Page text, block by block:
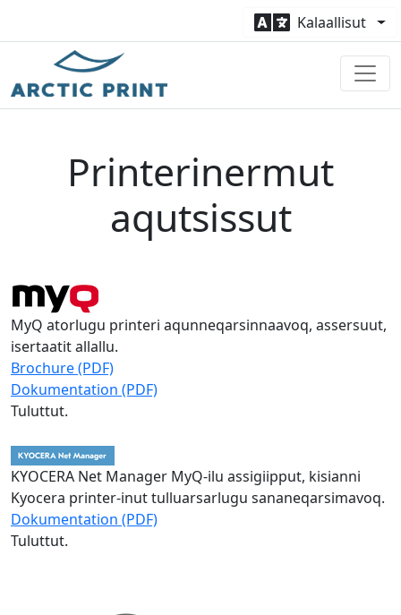
Kalaallisut
Printerinermut
aqutsissut
MyQ atorlugu printeri aqunneqarsinnaavoq, assersuut,
isertaatit allallu.
Brochure (PDF)
Dokumentation (PDF)
Tuluttut.
KYOCERA Net Manager MyQ-ilu assigiipput, kisianni
Kyocera printer-inut tulluarsarlugu sananeqarsimavoq.
Dokumentation (PDF)
Tuluttut.